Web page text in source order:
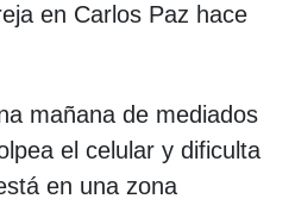
en Carlos Paz hace
mañana de mediados
el celular y dificulta
en una zona